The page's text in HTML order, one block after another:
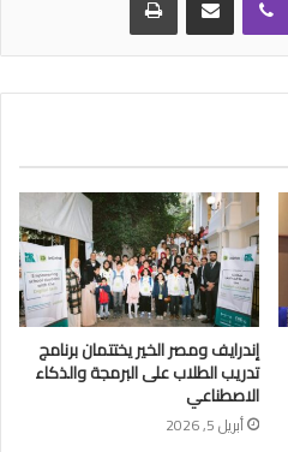
إندرايف ومصر الخير يختتمان برنامج
تدريب الطلاب على البرمجة والذكاء
الاصطناعي
أبريل 5, 2026